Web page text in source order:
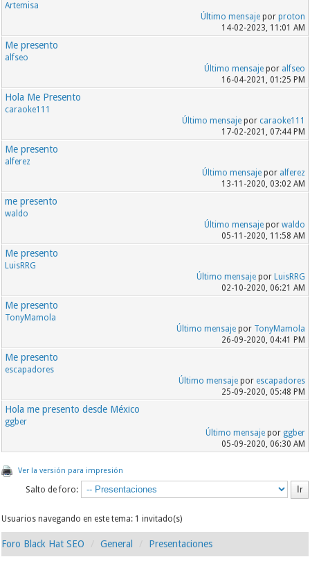
Artemisa
Último mensajepor proton
14-02-2023, 11:01 AM
Me presento
alfseo
Último mensajepor alfseo
16-04-2021, 01:25 PM
Hola Me Presento
caraoke111
Último mensajepor caraoke111
17-02-2021, 07:44 PM
Me presento
alferez
Último mensajepor alferez
13-11-2020, 03:02 AM
me presento
waldo
Último mensajepor waldo
05-11-2020, 11:58 AM
Me presento
LuisRRG
Último mensajepor LuisRRG
02-10-2020, 06:21 AM
Me presento
TonyMamola
Último mensajepor TonyMamola
26-09-2020, 04:41 PM
Me presento
escapadores
Último mensajepor escapadores
25-09-2020, 05:48 PM
Hola me presento desde México
ggber
Último mensajepor ggber
05-09-2020, 06:30 AM
Ver la versión para impresión
Salto de foro:
Usuarios navegando en este tema: 1 invitado(s)
Foro Black Hat SEO General Presentaciones